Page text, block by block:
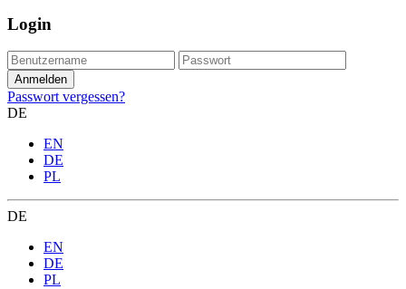
Login
Passwort vergessen?
DE
EN
DE
PL
DE
EN
DE
PL